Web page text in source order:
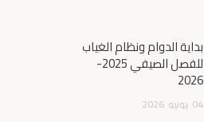
بداية الدوام ونظام الغياب
للفصل الصيفي 2025-
2026
04 يونيو 2026